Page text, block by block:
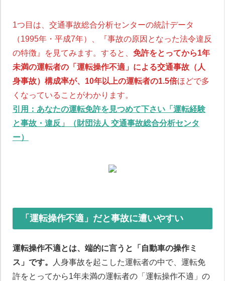
1つ目は、交通事故総合分析センターの統計データ
（1995年・平成7年）、『事故の原因となった法令違反
の特徴』を見てみます。すると、 免許をとってから1年
未満の運転者の「運転操作不適」による交通事故（人
身事故）構成率が、10年以上の運転者の1.5倍ほどで多
くなっていることがわかります。
引用：あなたの運転免許を見つめて下さい「運転経験
と事故・違反」（財団法人 交通事故総合分析センタ
ー）
「運転操作不適」だと事故に遭いやすい
運転操作不適とは、端的に言うと「自動車の操作ミ
ス」です。
人身事故を起こした運転者の中で、運転免
許をとってから1年未満の運転者の「運転操作不適」の